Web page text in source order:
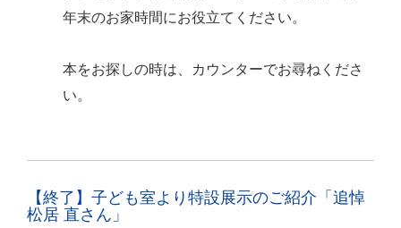
年末のお家時間にお役立てください。
本をお探しの時は、カウンターでお尋ねくださ
い。
【終了】子ども室より特設展示のご紹介「追悼
松居 直さん」